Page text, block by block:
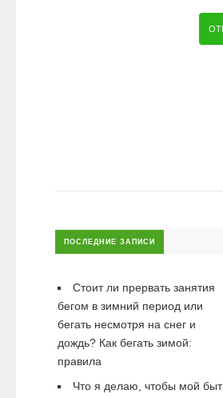
ПОСЛЕДНИЕ ЗАПИСИ
Стоит ли прервать занятия
бегом в зимний период или
бегать несмотря на снег и
дождь? Как бегать зимой:
правила
Что я делаю, чтобы мой быт